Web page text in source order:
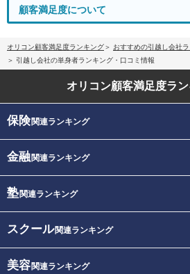
顧客満足度について
オリコン顧客満足度ランキング おすすめの引越し会社
引越し会社の単身者ランキング・口コミ情報
オリコン顧客満足度ラ
保険関連ランキング
金融関連ランキング
塾関連ランキング
スクール関連ランキング
美容関連ランキング